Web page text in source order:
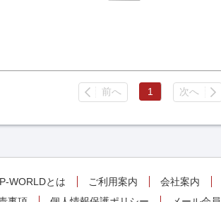
前へ 1 次へ
P-WORLDとは ご利用案内 会社案内